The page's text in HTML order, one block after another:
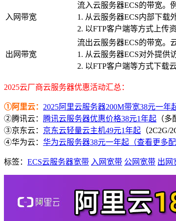
入网带宽
流入云服务器ECS的带宽。
1. 从云服务器ECS内部下载
2. 以FTP客户端等方式上传
出网带宽
流出云服务器ECS的带宽。
1. 从云服务器ECS对外提供
2. 以FTP客户端等方式下载
2025云厂商云服务器优惠活动汇总：
①阿里云： 2025阿里云服务器200M带宽38元一年
②腾讯云： 腾讯云服务器优惠价格38元1年起 （
③京东云： 京东云轻量云主机49元1年起 （2C2G/
④华为云： 华为云服务器38元一年起（查看更多配
标签： ECS云服务器宽带 入网宽带 公网宽带 出网